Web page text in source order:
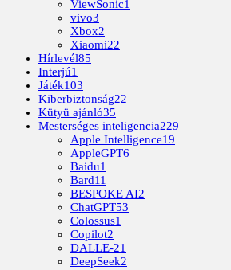
ViewSonic1
vivo3
Xbox2
Xiaomi22
Hírlevél85
Interjú1
Játék103
Kiberbiztonság22
Kütyü ajánló35
Mesterséges inteligencia229
Apple Intelligence19
AppleGPT6
Baidu1
Bard11
BESPOKE AI2
ChatGPT53
Colossus1
Copilot2
DALLE-21
DeepSeek2